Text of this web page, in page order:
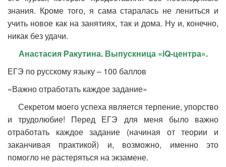
знания. Кроме того, я сама старалась не лениться и
учить новое как на занятиях, так и дома. Ну и, конечно,
никак без удачи.
Анастасия Ракутина. Выпускница «iQ-центра».
ЕГЭ по русскому языку – 100 баллов
«Важно отработать каждое задание»
Секретом моего успеха является терпение, упорство
и трудолюбие! Перед ЕГЭ для меня было важно
отработать каждое задание (начиная от теории и
заканчивая практикой) и, возможно, именно это
помогло не растеряться на экзамене.